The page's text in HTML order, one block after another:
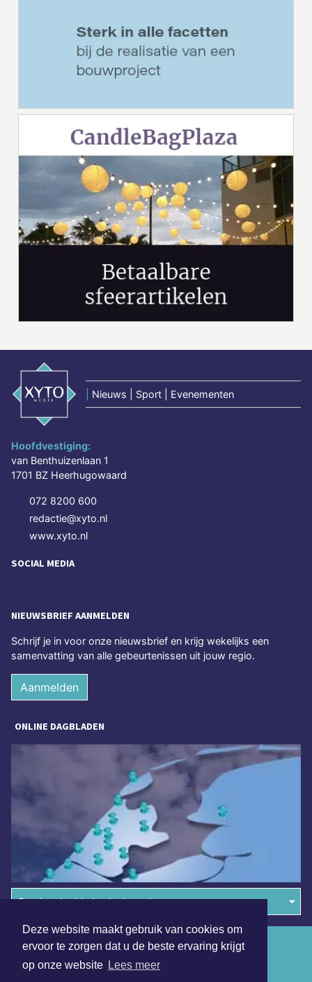
Deze website maakt gebruik van cookies om
ervoor te zorgen dat u de beste ervaring krijgt
op onze website Lees meer
Nieuws | Sport | Evenementen
Hoofdvestiging:
van Benthuizenlaan 1
1701 BZ Heerhugowaard
072 8200 600
redactie@xyto.nl
www.xyto.nl
SOCIAL MEDIA
NIEUWSBRIEF AANMELDEN
Schrijf je in voor onze nieuwsbrief en krijg wekelijks een
samenvatting van alle gebeurtenissen uit jouw regio.
Aanmelden
ONLINE DAGBLADEN
Overige dagbladen in de regio
Algemene voorwaarden
Disclaimer